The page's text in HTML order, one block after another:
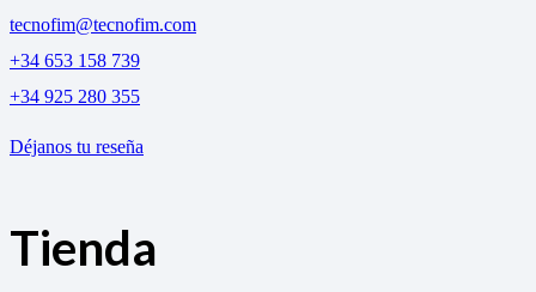
tecnofim@tecnofim.com
+34 653 158 739
+34 925 280 355
Déjanos tu reseña
Tienda